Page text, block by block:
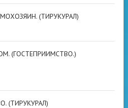
(ТИРУКУРАЛ)
(ГОСТЕПРИИМСТВО.)
(ТИРУКУРАЛ)